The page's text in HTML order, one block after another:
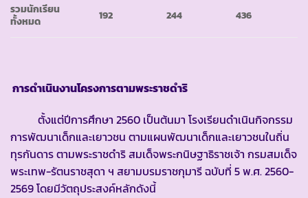
รวมนักเรียน
ทั้งหมด
192 244 436
การดำเนินงานโครงการตามพระราชดำริ
ตั้งแต่ปีการศึกษา 2560 เป็นต้นมา โรงเรียนดำเนินกิจกรรม
การพัฒนาเด็กและเยาวชน ตามแผนพัฒนาเด็กและเยาวชนในถิ่น
ทุรกันดาร ตามพระราชดำริ สมเด็จพระกนิษฐาธิราชเจ้า กรมสมเด็จ
พระเทพ-รัตนราชสุดา ฯ สยามบรมราชกุมารี ฉบับที่ 5 พ.ศ. 2560-
2569 โดยมีวัตถุประสงค์หลักดังนี้